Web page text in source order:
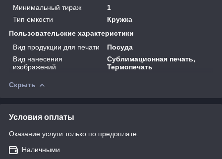
Минимальный тираж
1
Тип емкости
Кружка
Пользовательские характеристики
Вид продукции для печати
Посуда
Вид нанесения
изображений
Сублимационная печать,
Термопечать
Скрыть
Условия оплаты
Оказание услуги только по предоплате.
Наличными